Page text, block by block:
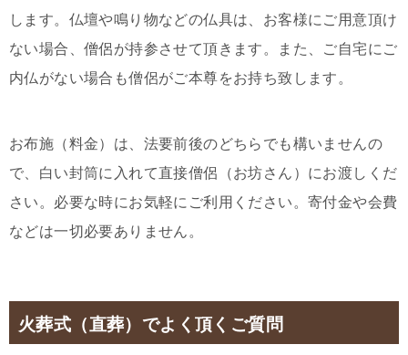
します。仏壇や鳴り物などの仏具は、お客様にご用意頂け
ない場合、僧侶が持参させて頂きます。また、ご自宅にご
内仏がない場合も僧侶がご本尊をお持ち致します。
お布施（料金）は、法要前後のどちらでも構いませんの
で、白い封筒に入れて直接僧侶（お坊さん）にお渡しくだ
さい。必要な時にお気軽にご利用ください。寄付金や会費
などは一切必要ありません。
火葬式（直葬）でよく頂くご質問